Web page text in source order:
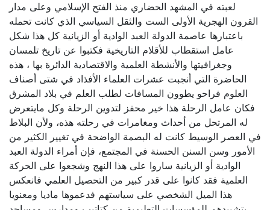
لعبته في المشهد الحضاري منذ الفتح الإسلامي وعلى مدار
القرون الهجرية الأولى الست والثقل السياسي الذي كانت تحمله
باعتبارها عاصمة الدولة العبد الوادية أو الزيانية كل هذا شكل
عامل استقطاب للأقلام التاريخية فكتبوا عن تاريخ تلمسان
وجغرافيتها والأنشطة العلمية والاقتصادية الدائرة بها ، هذه
الحاضرة التي أنجبت عشرات العلماء الأفذاد في شتى أصناف
العلوم فراحو يطوون المسافات لطلب العلم في بلاد المشرق
فكان عامل الرحلة هذا خير محفز لتدوين الرحلة وكل مايتعرض
له المرتحل من أحداث ومغامرات في رحلته هذه، ولأن البلاط
في العصر الوسيط كانت له البصمة الواضحة في تغيير الكثير من
الأمور وسن السنن الحسنة في المجتمع، فإن أمراء الدولة العبد
الوادية أو الزيانية ساروا على هذا النهج وشجعوا على الحركة
العلمية فقد كانوا على قدر كبير من التحصيل العلمي فانعكس
هذا الميل الشخصي على سياستهم فدعموها ماديا ومعنويا